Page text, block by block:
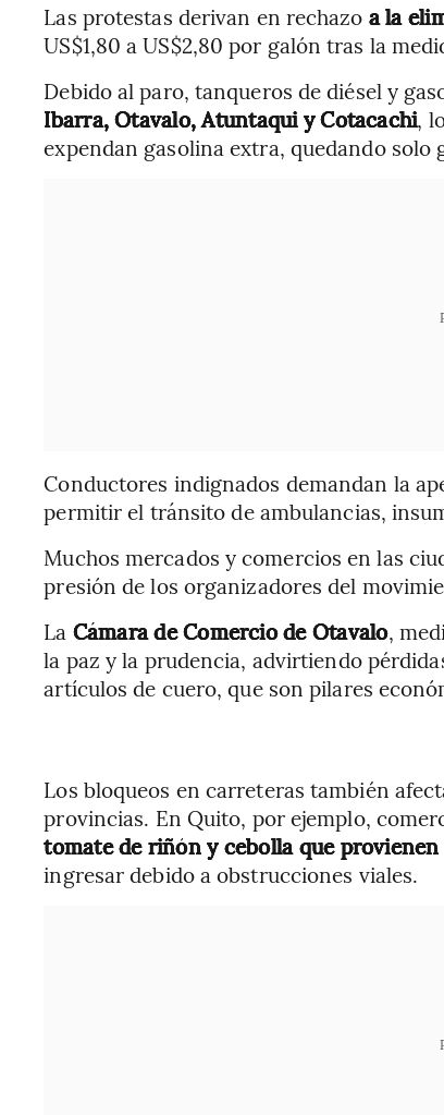
Las protestas derivan en rechazo a la
US$1,80 a US$2,80 por galón tras la
Debido al paro, tanqueros de diésel y
Ibarra, Otavalo, Atuntaqui y Cotacachi,
expendan gasolina extra, quedando
Conductores indignados demandan la
permitir el tránsito de ambulancias,
Muchos mercados y comercios en las
presión de los organizadores del
La Cámara de Comercio de Otavalo,
la paz y la prudencia, advirtiendo
artículos de cuero, que son pilares
Los bloqueos en carreteras también
provincias. En Quito, por ejemplo,
tomate de riñón y cebolla que
ingresar debido a obstrucciones viales.